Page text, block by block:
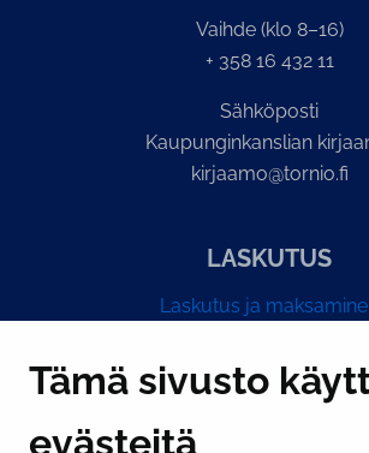
Tämä sivusto
evästeitä
Vaihde (klo 8–16)
+ 358 16 432 11
Sähköposti
Kaupunginkanslian
kirjaamo@tornio.fi
LASKUTUS
Laskutus ja
PI­KA­LINK­KE­JÄ